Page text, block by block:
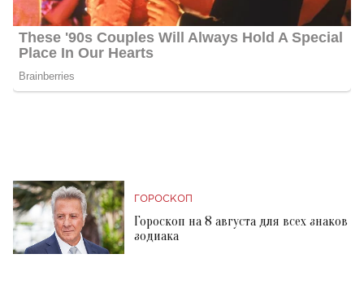
ГОРОСКОП
Гороскоп на 8 августа для всех знаков
зодиака